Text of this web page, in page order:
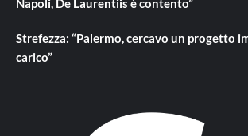
Napoli, De Laurentiis è contento”
Strefezza: “Palermo, cercavo un progetto
carico”